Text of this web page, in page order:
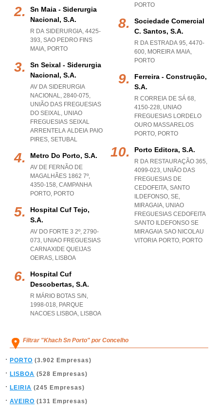
Sn Maia - Siderurgia
Nacional, S.a.
R DA SIDERURGIA, 4425-
393, SAO PEDRO FINS
MAIA, PORTO
Sn Seixal - Siderurgia
Nacional, S.a.
AV DA SIDERURGIA
NACIONAL, 2840-075,
UNIÃO DAS FREGUESIAS
DO SEIXAL, UNIAO
FREGUESIAS SEIXAL
ARRENTELA ALDEIA PAIO
PIRES, SETUBAL
Metro Do Porto, S.a.
AV DE FERNÃO DE
MAGALHÃES 1862 7º,
4350-158, CAMPANHA
PORTO, PORTO
Hospital Cuf Tejo,
S.a.
AV DO FORTE 3 2º, 2790-
073, UNIAO FREGUESIAS
CARNAXIDE QUEIJAS
OEIRAS, LISBOA
Hospital Cuf
Descobertas, S.a.
R MÁRIO BOTAS S/N,
1998-018, PARQUE
NACOES LISBOA, LISBOA
PORTO
Sociedade Comercial
C. Santos, S.a.
R DA ESTRADA 95, 4470-
600, MOREIRA MAIA,
PORTO
Ferreira - Construção,
S.a.
R CORREIA DE SÁ 68,
4150-228, UNIAO
FREGUESIAS LORDELO
OURO MASSARELOS
PORTO, PORTO
Porto Editora, S.a.
R DA RESTAURAÇÃO 365,
4099-023, UNIÃO DAS
FREGUESIAS DE
CEDOFEITA, SANTO
ILDEFONSO, SE,
MIRAGAIA, UNIAO
FREGUESIAS CEDOFEITA
SANTO ILDEFONSO SE
MIRAGAIA SAO NICOLAU
VITORIA PORTO, PORTO
Filtrar "Khach Sn Porto" por Concelho
PORTO (3.902 Empresas)
LISBOA (528 Empresas)
LEIRIA (245 Empresas)
AVEIRO (131 Empresas)